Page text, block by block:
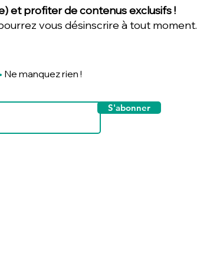
et profiter de contenus exclusifs !
vous désinscrire à tout moment.
• Ne manquez rien !
S'abonner